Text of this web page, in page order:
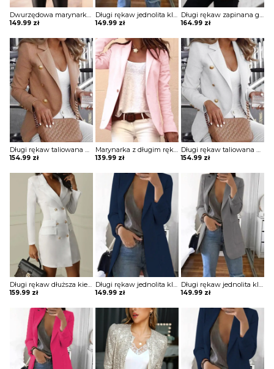
Dwurzędowa marynarka w kratę z wyciętym dekoltem kurtka Jayna
149.99 zł
Długi rękaw jednolita klapy kieszenie elegancka do pracy bez wzoru marynarka Paulina
149.99 zł
Długi rękaw zapinana guzik krata modna klapy elegancka do pracy wieczór marynarka Corri
164.99 zł
Długi rękaw taliowana guziki jednolita bez wzoru elegancka do pracy marynarka Dedda
154.99 zł
Marynarka z długim rękawem zapinana na guziki kurtka Heddy
139.99 zł
Długi rękaw taliowana guziki jednolita bez wzoru elegancka do pracy marynarka Dedda
154.99 zł
Długi rękaw dłuższa kieszenie dopasowana taliowana talia guziki dwurzędowa elegancka do pracy impreza marynarka Korry
159.99 zł
Długi rękaw jednolita klapy kieszenie elegancka do pracy bez wzoru marynarka Paulina
149.99 zł
Długi rękaw jednolita klapy kieszenie elegancka do pracy bez wzoru marynarka Paulina
149.99 zł